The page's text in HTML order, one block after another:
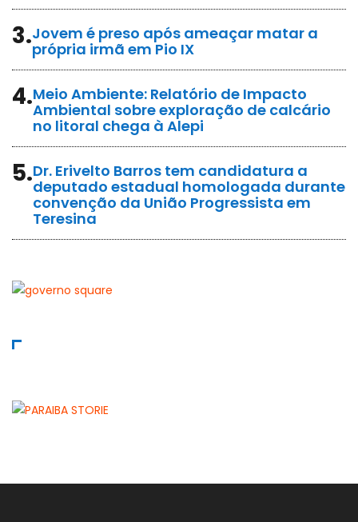
3.Jovem é preso após ameaçar matar a
própria irmã em Pio IX
4.Meio Ambiente: Relatório de Impacto
Ambiental sobre exploração de calcário
no litoral chega à Alepi
5.Dr. Erivelto Barros tem candidatura a
deputado estadual homologada durante
convenção da União Progressista em
Teresina